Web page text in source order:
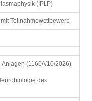
(IPLP)
Teilnahmewettbewerb
Anlagen (1160/V10/2026)
des